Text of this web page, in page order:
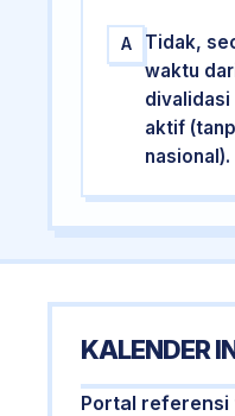
A
Tidak,
waktu
aktif
nasional).
KALENDER
Portal referensi